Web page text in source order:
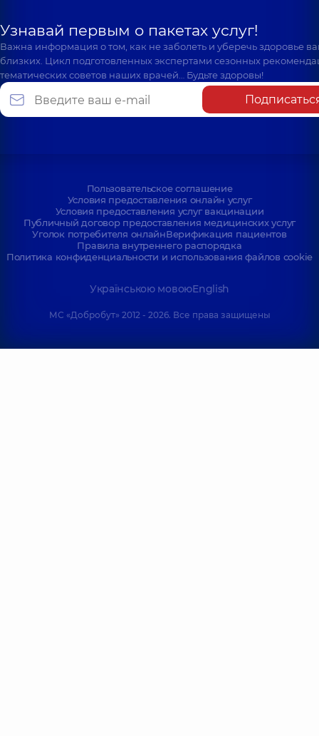
Узнавай первым о пакетах услуг!
Важна информация о том, как не заболеть и уберечь здоровье
близких. Цикл подготовленных экспертами сезонных
тематических советов наших врачей… Будьте здоровы!
Пользовательское соглашение
Условия предоставления онлайн услуг
Условия предоставления услуг вакцинации
Публичный договор предоставления медицинских услуг
Уголок потребителя онлайнВерификация пациентов
Правила внутреннего распорядка
Политика конфиденциальности и использования файлов cookie
Українською мовоюEnglish
МС «Добробут» 2012 - 2026. Все права защищены